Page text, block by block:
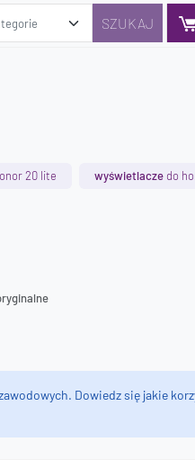
20 lite wyświetlacze do
Dowiedz się jakie